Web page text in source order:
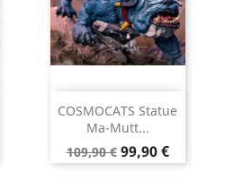
COSMOCATS Statue
Ma-Mutt...
Prix
de
109,90 € Prix
99,90 €